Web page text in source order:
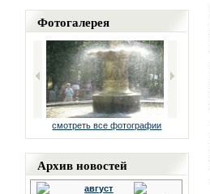
Фотогалерея
смотреть все фотографии
Архив новостей
август